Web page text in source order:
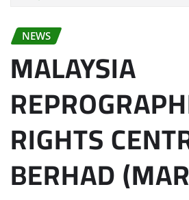
NEWS
MALAYSIA
RIGHTS
BERHAD